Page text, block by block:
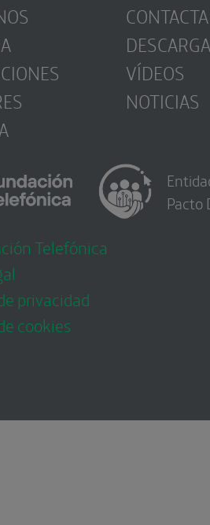
CONTACTA
VÍDEOS
NOTICIAS
Telefónica
privacidad
cookies
Pacto